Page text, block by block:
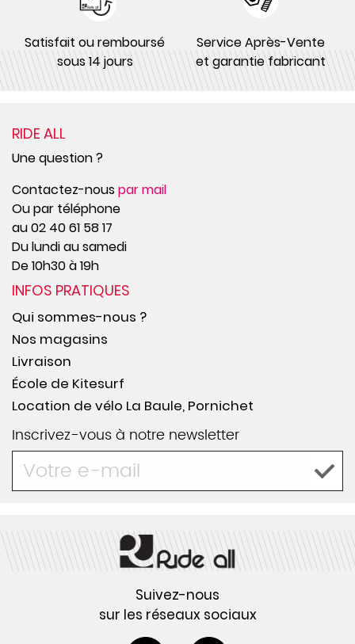
Satisfait ou remboursé
sous 14 jours
Service Après-Vente
et garantie fabricant
RIDE ALL
Une question ?
Contactez-nouspar mail
Ou par téléphone
au 02 40 61 58 17
Du lundi au samedi
De 10h30 à 19h
INFOS PRATIQUES
Qui sommes-nous ?
Nos magasins
Livraison
École de Kitesurf
Location de vélo La Baule, Pornichet
Inscrivez-vous à notre newsletter
Suivez-nous
sur les réseaux sociaux